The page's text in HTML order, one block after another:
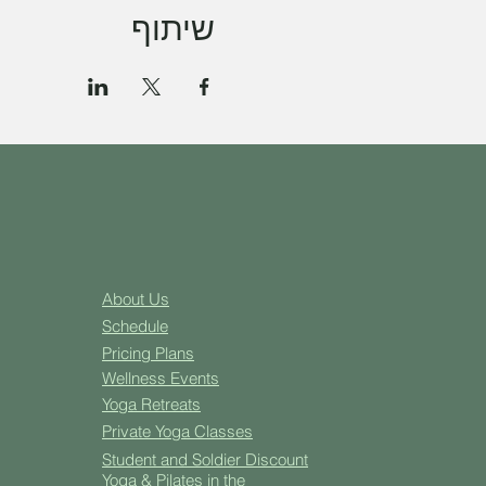
שיתוף
About Us
Schedule
Pricing Plans
Wellness Events
Yoga Retreats
Private Yoga Classes
Student and Soldier Discount
Yoga & Pilates in the